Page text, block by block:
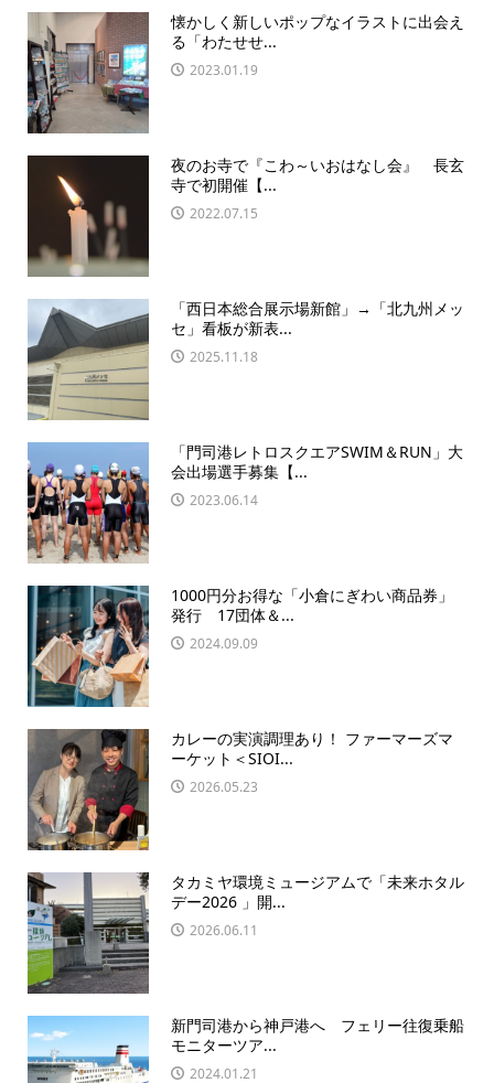
懐かしく新しいポップなイラストに出会え
る「わたせせ...
2023.01.19
夜のお寺で『こわ～いおはなし会』 長玄
寺で初開催【...
2022.07.15
「西日本総合展示場新館」→「北九州メッ
セ」看板が新表...
2025.11.18
「門司港レトロスクエアSWIM＆RUN」大
会出場選手募集【...
2023.06.14
1000円分お得な「小倉にぎわい商品券」
発行 17団体＆...
2024.09.09
カレーの実演調理あり！ ファーマーズマ
ーケット＜SIOI...
2026.05.23
タカミヤ環境ミュージアムで「未来ホタル
デー2026 」開...
2026.06.11
新門司港から神戸港へ フェリー往復乗船
モニターツア...
2024.01.21